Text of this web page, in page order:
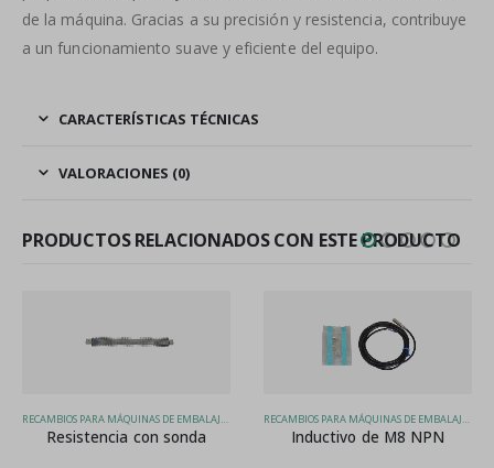
de la máquina. Gracias a su precisión y resistencia, contribuye
a un funcionamiento suave y eficiente del equipo.
CARACTERÍSTICAS TÉCNICAS
VALORACIONES (0)
PRODUCTOS RELACIONADOS CON ESTE PRODUCTO
RECAMBIOS PARA MÁQUINAS DE EMBALAJE, RETRACTILADORA CAMPANA CON SALIDA AUTOMÁTICA SPK 1554/A, RETRACTILADORA CAMPANA SPK 1554/M
Resistencia con sonda
RECAMBIOS PARA MÁQUINAS DE EMBALAJE, RETRACTILADORA SPK 2554, RETRACTILADORA SPK 2554M MONOBLOCK
Inductivo de M8 NPN